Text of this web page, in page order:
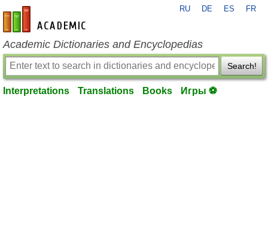
en-academic.com
RU DE ES FR
Academic Dictionaries and Encyclopedias
Search!
Interpretations Translations Books Игры ⚽